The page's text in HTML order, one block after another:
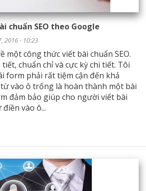
chuẩn SEO theo Google
2016 - 10:23
một công thức viết bài chuẩn SEO.
chuẩn chỉ và cực kỳ chi tiết. Tôi
form phải rất tiệm cận đến khả
vào ô trống là hoàn thành một bài
đảm bảo giúp cho người viết bài
điền vào ô...